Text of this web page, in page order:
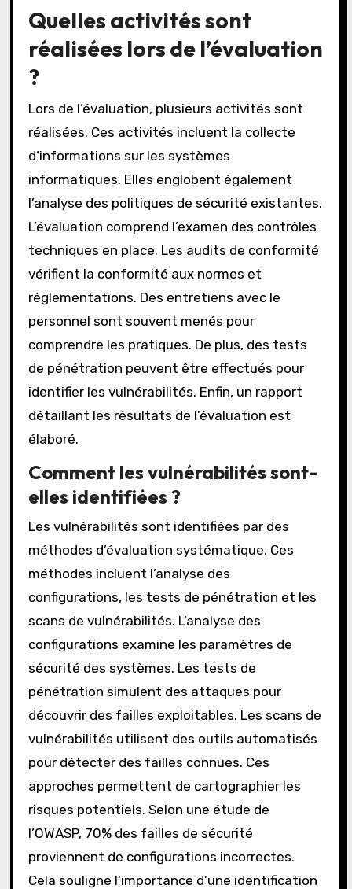
Quelles activités sont
réalisées lors de l’évaluation
?
Lors de l’évaluation, plusieurs activités sont
réalisées. Ces activités incluent la collecte
d’informations sur les systèmes
informatiques. Elles englobent également
l’analyse des politiques de sécurité existantes.
L’évaluation comprend l’examen des contrôles
techniques en place. Les audits de conformité
vérifient la conformité aux normes et
réglementations. Des entretiens avec le
personnel sont souvent menés pour
comprendre les pratiques. De plus, des tests
de pénétration peuvent être effectués pour
identifier les vulnérabilités. Enfin, un rapport
détaillant les résultats de l’évaluation est
élaboré.
Comment les vulnérabilités sont-
elles identifiées ?
Les vulnérabilités sont identifiées par des
méthodes d’évaluation systématique. Ces
méthodes incluent l’analyse des
configurations, les tests de pénétration et les
scans de vulnérabilités. L’analyse des
configurations examine les paramètres de
sécurité des systèmes. Les tests de
pénétration simulent des attaques pour
découvrir des failles exploitables. Les scans de
vulnérabilités utilisent des outils automatisés
pour détecter des failles connues. Ces
approches permettent de cartographier les
risques potentiels. Selon une étude de
l’OWASP, 70% des failles de sécurité
proviennent de configurations incorrectes.
Cela souligne l’importance d’une identification